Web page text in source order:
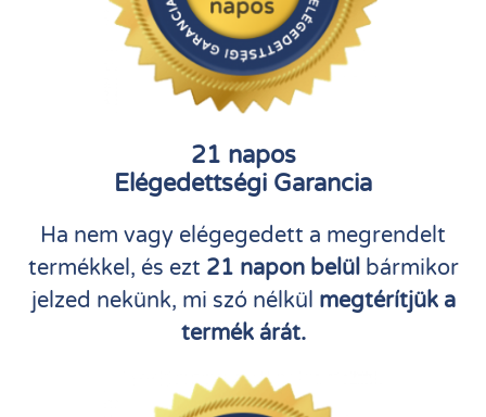
21 napos
Elégedettségi Garancia
Ha nem vagy elégegedett a megrendelt
termékkel, és ezt 21 napon belülbármikor
jelzed nekünk, mi szó nélkül megtérítjük a
termék árát.